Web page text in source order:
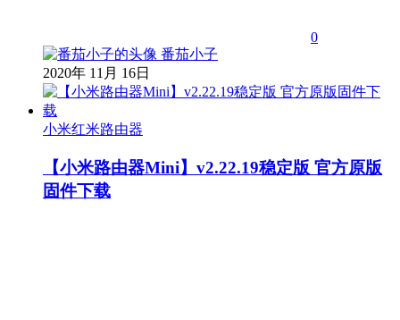
0
番茄小子
2020年 11月 16日
小米红米路由器
【小米路由器Mini】v2.22.19稳定版 官方原版
固件下载